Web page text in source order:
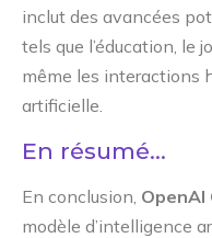
inclut des avancées
tels que l’éducation, le
même les interactions
artificielle.
En résumé…
En conclusion, OpenAI
modèle d’intelligence